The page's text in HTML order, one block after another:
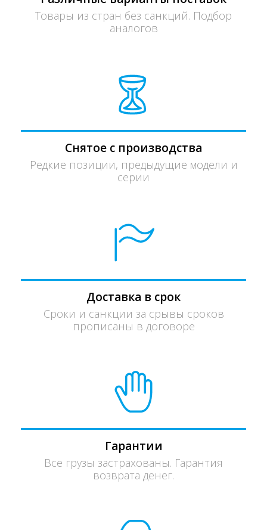
Товары из стран без санкций. Подбор
аналогов
Снятое с производства
Редкие позиции, предыдущие модели и
серии
Доставка в срок
Сроки и санкции за срывы сроков
прописаны в договоре
Гарантии
Все грузы застрахованы. Гарантия
возврата денег.